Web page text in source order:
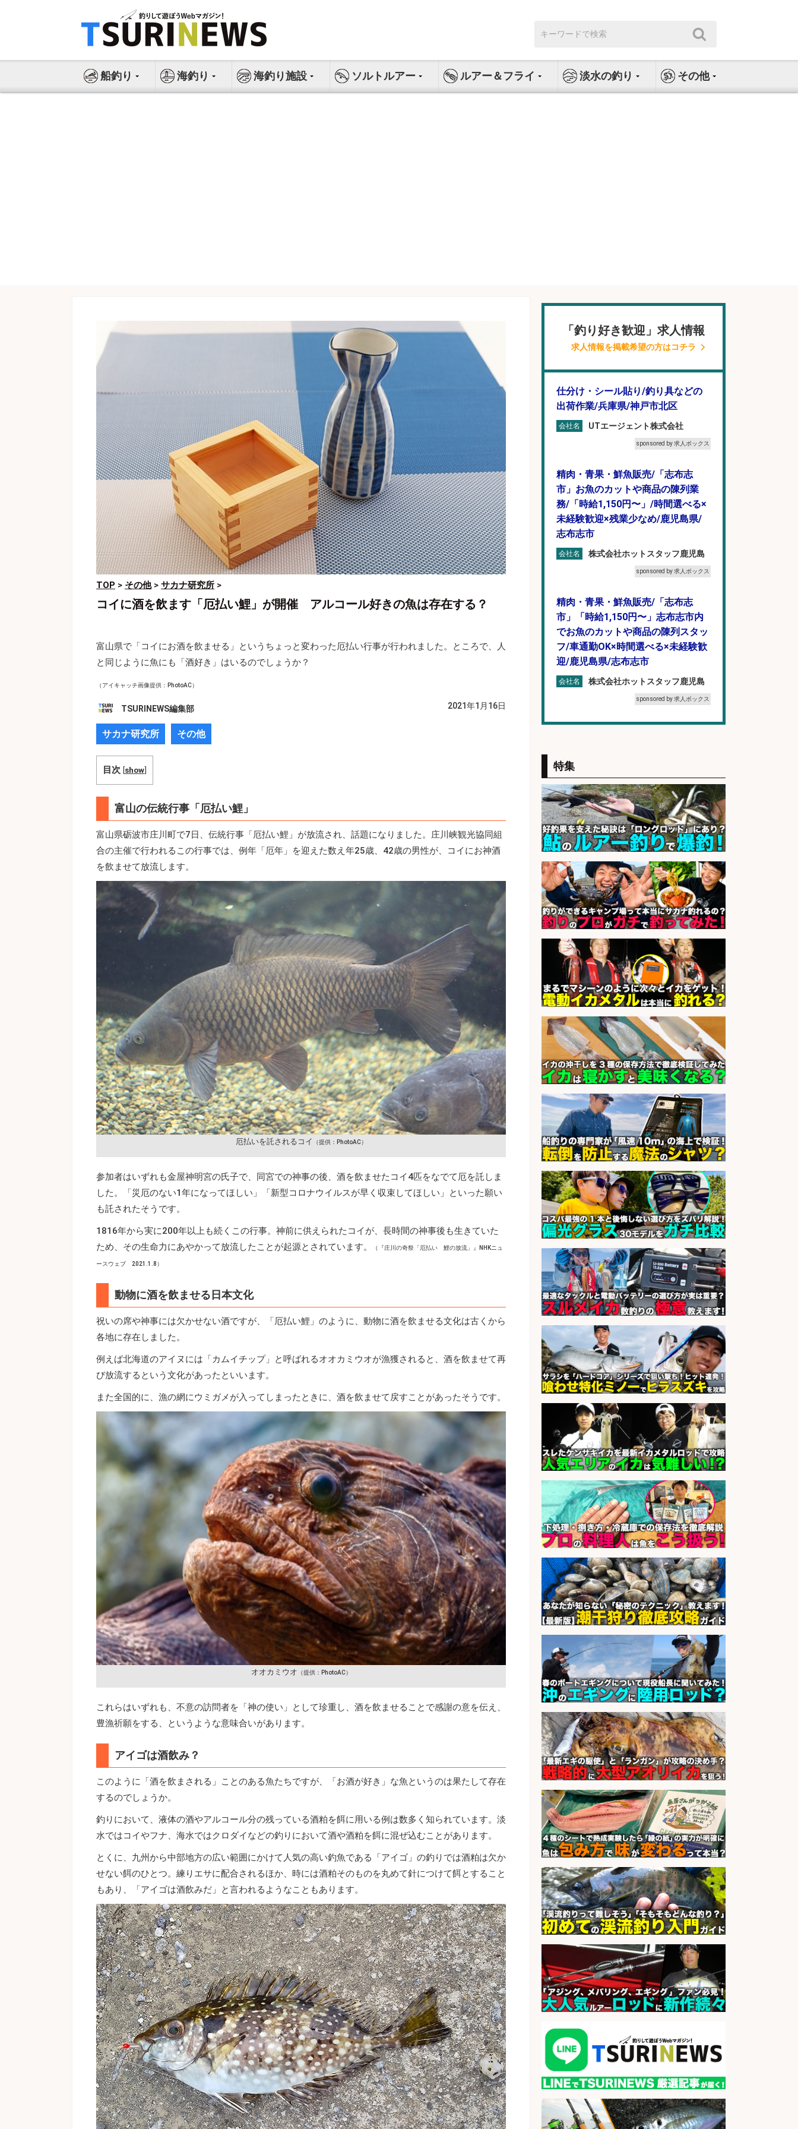
ス
索:
船釣り 海釣り 海釣り施設 ソルトルアー ルアー＆フライ 淡水の釣り その他
TOP > その他> サカナ研究所 >
コイに酒を飲ます「厄払い鯉」が開催 アルコール好きの魚は存在する？
富山県で「コイにお酒を飲ませる」というちょっと変わった厄払い行事が行われました。ところで、人
と同じように魚にも「酒好き」はいるのでしょうか？
（アイキャッチ画像提供：PhotoAC）
TSURINEWS編集部 2021年1月16日
サカナ研究所 その他
目次 [show]
富山の伝統行事「厄払い鯉」
富山県砺波市庄川町で7日、伝統行事「厄払い鯉」が放流され、話題になりました。庄川峡観光協同組
合の主催で行われるこの行事では、例年「厄年」を迎えた数え年25歳、42歳の男性が、コイにお神酒
を飲ませて放流します。
厄払いを託されるコイ （提供：PhotoAC）
参加者はいずれも金屋神明宮の氏子で、同宮での神事の後、酒を飲ませたコイ4匹をなでて厄を託しま
した。「災厄のない1年になってほしい」「新型コロナウイルスが早く収束してほしい」といった願い
も託されたそうです。
1816年から実に200年以上も続くこの行事。神前に供えられたコイが、長時間の神事後も生きていた
ため、その生命力にあやかって放流したことが起源とされています。
（『庄川の奇祭「厄払い 鯉の放流」』NHKニュ
ースウェブ 2021.1.8）
動物に酒を飲ませる日本文化
祝いの席や神事には欠かせない酒ですが、「厄払い鯉」のように、動物に酒を飲ませる文化は古くから
各地に存在しました。
例えば北海道のアイヌには「カムイチップ」と呼ばれるオオカミウオが漁獲されると、酒を飲ませて再
び放流するという文化があったといいます。
また全国的に、漁の網にウミガメが入ってしまったときに、酒を飲ませて戻すことがあったそうです。
オオカミウオ （提供：PhotoAC）
これらはいずれも、不意の訪問者を「神の使い」として珍重し、酒を飲ませることで感謝の意を伝え、
豊漁祈願をする、というような意味合いがあります。
アイゴは酒飲み？
このように「酒を飲まされる」ことのある魚たちですが、「お酒が好き」な魚というのは果たして存在
するのでしょうか。
釣りにおいて、液体の酒やアルコール分の残っている酒粕を餌に用いる例は数多く知られています。淡
水ではコイやフナ、海水ではクロダイなどの釣りにおいて酒や酒粕を餌に混ぜ込むことがあります。
とくに、九州から中部地方の広い範囲にかけて人気の高い釣魚である「アイゴ」の釣りでは酒粕は欠か
せない餌のひとつ。練りエサに配合されるほか、時には酒粕そのものを丸めて針につけて餌とすること
もあり、「アイゴは酒飲みだ」と言われるようなこともあります。
「釣り好き歓迎」求人情報
求人情報を掲載希望の方はコチラ
仕分け・シール貼り/釣り具などの
出荷作業/兵庫県/神戸市北区
会社名 UTエージェント株式会社
sponsored by 求人ボックス
精肉・青果・鮮魚販売/「志布志
市」お魚のカットや商品の陳列業
務/「時給1,150円〜」/時間選べる×
未経験歓迎×残業少なめ/鹿児島県/
志布志市
会社名 株式会社ホットスタッフ鹿児島
sponsored by 求人ボックス
精肉・青果・鮮魚販売/「志布志
市」「時給1,150円〜」志布志市内
でお魚のカットや商品の陳列スタッ
フ/車通勤OK×時間選べる×未経験歓
迎/鹿児島県/志布志市
会社名 株式会社ホットスタッフ鹿児島
sponsored by 求人ボックス
ッフ/志布志市/「時給1,150円〜」/
未経験歓迎×残業少なめ×車通勤OK/
鹿児島県
会社名 株式会社ホットスタッフ鹿児島
sponsored by 求人ボックス
「広島市佐伯区」「時給1,200円」
日払いOK!広島市佐伯区でお魚のパ
ック詰めや品出しスタッフ/未経験
歓迎×残業少なめ×週4日〜OK/広島
県/広島市西区
会社名 株式会社ホットスタッフ五日市
sponsored by 求人ボックス
精肉・青果・鮮魚販売/「志布志
市」「時給1,150円〜」志布志駅か
ら車5分/お魚のカットや商品の陳列
業務/残業少なめ×車通勤OK×時間選
べる/鹿児島県/志布志市
会社名 株式会社ホットスタッフ鹿児島
sponsored by 求人ボックス
販売スタッフ/「未経験歓迎」魚を
捌く作業なし!イオン食品売場スタッ
フ募集/東京都/目黒区
会社名 イオンスタイル碑文谷店
sponsored by 求人ボックス
日払いOKで即日収入/営業事務/沼津
市足高エリアの釣り具メーカーで受
注処理・見積作成の営業事務/土日
祝休み・マニュアル完備で未経験
OK&服装髪色ネイル自由/静岡県/沼
津市
会社名
ビス
sponsored by 求人ボックス
日払いOKで即日収入/製造スタッフ/
「広島市佐伯区」お魚のパック詰め
や品出しスタッフ/広島市佐伯区周
辺/「時給1,200円」日払い可/未経験
歓迎×残業少なめ×週4日〜OK
会社名 株式会社ホットスタッフ五日市
日払いOKで即日収入/販売スタッフ/
「調理なし・軽作業スタート」お魚
のパック詰め&品出し/週4日から勤
務OK/希望休が取得できる/広島県
会社名 株式会社ホットスタッフ五日市
sponsored by 求人ボックス
さらに求人情報を見る
特集